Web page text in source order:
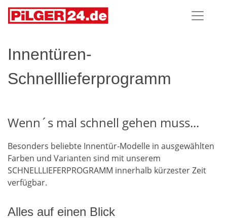
Innentüren-
Schnelllieferprogramm
Wenn´s mal schnell gehen muss...
Besonders beliebte Innentür-Modelle in ausgewählten
Farben und Varianten sind mit unserem
SCHNELLLIEFERPROGRAMM innerhalb kürzester Zeit
verfügbar.
Alles auf einen Blick